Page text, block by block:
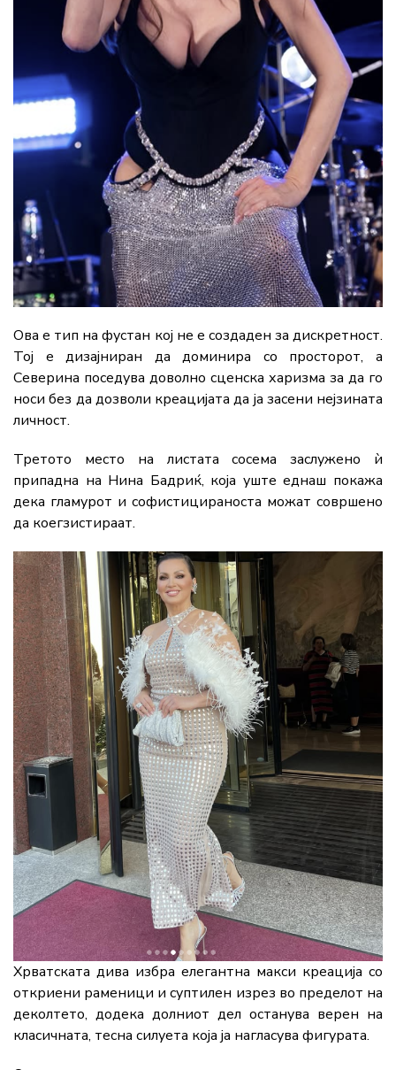
Ова е тип на фустан кој не е создаден за дискретност.
Тој е дизајниран да доминира со просторот, а
Северина поседува доволно сценска харизма за да го
носи без да дозволи креацијата да ја засени нејзината
личност.
Третото место на листата сосема заслужено ѝ
припадна на Нина Бадриќ, која уште еднаш покажа
дека гламурот и софистицираноста можат совршено
да коегзистираат.
Хрватската дива избра елегантна макси креација со
откриени раменици и суптилен изрез во пределот на
деколтето, додека долниот дел останува верен на
класичната, тесна силуета која ја нагласува фигурата.